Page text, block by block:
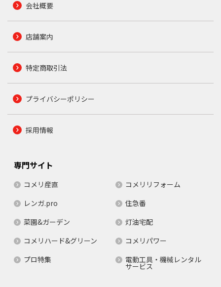
会社概要
店舗案内
特定商取引法
プライバシーポリシー
採用情報
専門サイト
コメリ産直
コメリリフォーム
レンガ.pro
住急番
菜園&ガーデン
灯油宅配
コメリハード&グリーン
コメリパワー
プロ特集
電動工具・機械レンタル
サービス